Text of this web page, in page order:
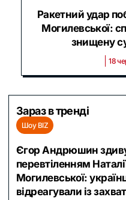
Ракетний удар
Могилевської:
знищену
18
Зараз в тренді
Шоу BIZ
Єгор Андрюшин
перевтіленням
Могилевської:
відреагували із